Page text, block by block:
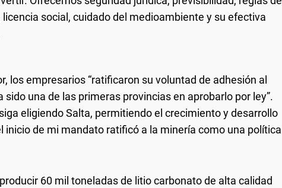
social, cuidado del medioambiente y su efectiva
los empresarios “ratificaron su voluntad de adhesión al
sido una de las primeras provincias en aprobarlo por ley”.
eligiendo Salta, permitiendo el crecimiento y desarrollo
inicio de mi mandato ratificó a la minería como una política
60 mil toneladas de litio carbonato de alta calidad